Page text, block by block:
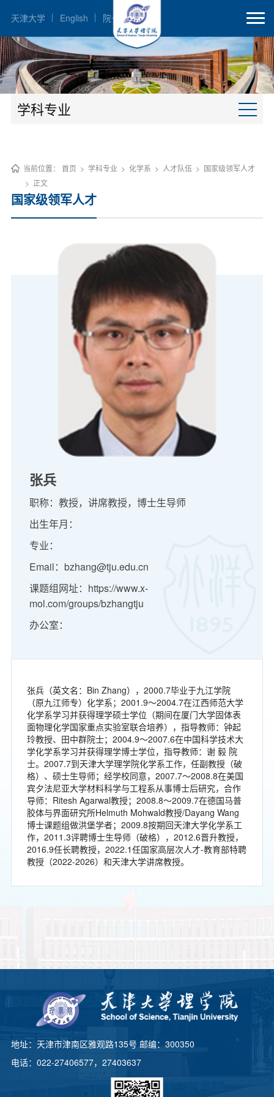
天津大学 English 院长邮箱
学科专业
当前位置： 首页 > 学科专业 > 化学系 > 人才队伍 > 国家级领军人才
> 正文
国家级领军人才
张兵
职称：教授，讲席教授，博士生导师
出生年月：
专业：
Email：bzhang@tju.edu.cn
课题组网址：https://www.x-
mol.com/groups/bzhangtju
办公室：
张兵（英文名：Bin Zhang），2000.7毕业于九江学院
（原九江师专）化学系；2001.9～2004.7在江西师范大学
化学系学习并获得理学硕士学位（期间在厦门大学固体表
面物理化学国家重点实验室联合培养），指导教师：钟起
玲教授、田中群院士；2004.9～2007.6在中国科学技术大
学化学系学习并获得理学博士学位，指导教师：谢 毅 院
士。2007.7到天津大学理学院化学系工作，任副教授（破
格）、硕士生导师；经学校同意，2007.7～2008.8在美国
宾夕法尼亚大学材料科学与工程系从事博士后研究，合作
导师：Ritesh Agarwal教授；2008.8～2009.7在德国马普
胶体与界面研究所Helmuth Mohwald教授/Dayang Wang
博士课题组做洪堡学者；2009.8按期回天津大学化学系工
作，2011.3评聘博士生导师（破格），2012.6晋升教授，
2016.9任长聘教授，2022.1任国家高层次人才-教育部特聘
教授（2022-2026）和天津大学讲席教授。
地址：天津市津南区雅观路135号 邮编：300350
电话：022-27406577，27403637